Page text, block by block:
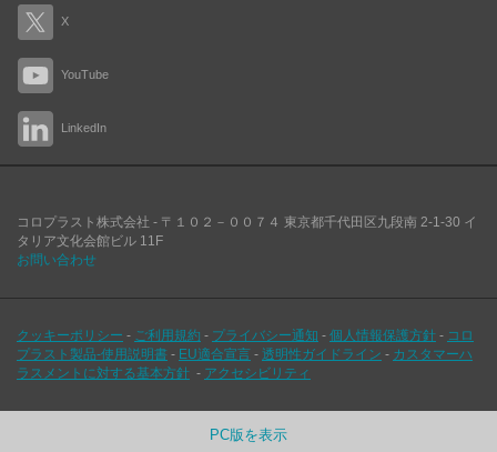
X
YouTube
LinkedIn
コロプラスト株式会社 - 〒１０２－００７４ 東京都千代田区九段南 2-1-30 イ
タリア文化会館ビル 11F
お問い合わせ
クッキーポリシー - ご利用規約 - プライバシー通知 - 個人情報保護方針 - コロ
プラスト製品-使用説明書 - EU適合宣言 - 透明性ガイドライン - カスタマーハ
ラスメントに対する基本方針 - アクセシビリティ
PC版を表示